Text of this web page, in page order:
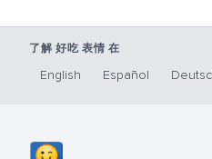
了解 好吃 表情 在
English Español